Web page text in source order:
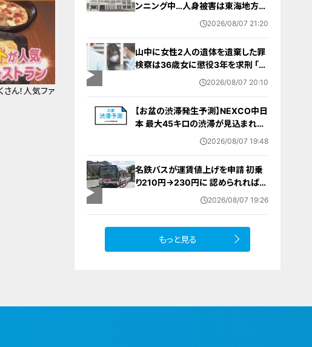
ん！人気ファ
ンニング中…人身被害は東海地方で
今シーズン初めて 岐阜県高山市
2026/08/07 21:20
山中に女性2人の遺体を遺棄した罪
検察は36歳女に懲役3年を求刑 ｢遺
棄時に近くに居続けたこと自体が重
2026/08/07 20:10
【お盆の渋滞発生予測】NEXCO中日
本 最大45キロの渋滞が見込まれる
区間も… 中央道・東名・新東名・東名
2026/08/07 19:48
名鉄バスが運賃値上げを申請 初乗
り210円→230円に 認められれば
12月から全路線で平均1割程度の値
2026/08/07 19:26
もっと見る